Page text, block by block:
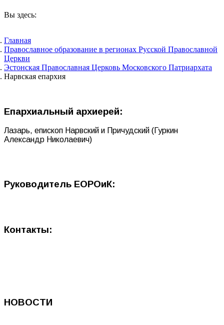
Вы здесь:
Главная
Православное образование в регионах Русской Православной
Церкви
Эстонская Православная Церковь Московского Патриархата
Нарвская епархия
Епархиальный архиерей:
Лазарь, епископ Нарвский и Причудский (Гуркин
Александр Николаевич)
Руководитель ЕОРОиК:
Контакты:
НОВОСТИ